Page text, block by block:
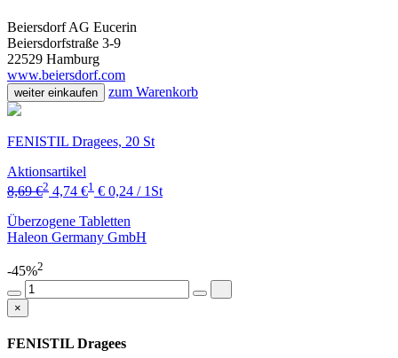
Beiersdorf AG Eucerin
Beiersdorfstraße 3-9
22529 Hamburg
www.beiersdorf.com
weiter einkaufen zum Warenkorb
FENISTIL Dragees, 20 St
Aktionsartikel
8,69 €2 4,74 €1 € 0,24 / 1St
Überzogene Tabletten
Haleon Germany GmbH
-45%2
×
FENISTIL Dragees